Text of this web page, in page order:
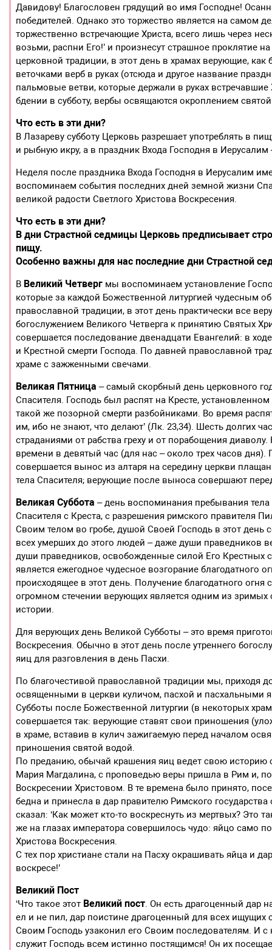
Давидову! Благословен грядущий во имя Господне!
победителей. Однако это торжество является на самом
торжественно встречающие Христа, всего лишь через
возьми, распни Его!’ и произнесут страшное проклятие
церковной традиции, в этот день в храмах верующие,
веточками верб в руках (отсюда и другое название
пальмовые ветви, которые держали в руках
бдении в субботу, вербы освящаются окроплением
Что есть в эти дни?
В Лазареву субботу Церковь разрешает употреблять в
и рыбную икру, а в праздник Входа Господня в Иерусалим
Неделя после праздника Входа Господня в Иерусалим
воспоминаем события последних дней земной жизни
великой радости Светлого Христова Воскресения.
Что есть в эти дни?
В дни Страстной седмицы Церковь предписывает
пищу.
Особенно важны для нас последние дни Страстной
В Великий Четверг мы воспоминаем установление
которые за каждой Божественной литургией чудесным
православной традиции, в этот день практически все
богослужением Великого Четверга к принятию Святых
совершается последование двенадцати Евангелий: в
и Крестной смерти Господа. По давней православной
храме с зажженными свечами.
Великая Пятница – самый скорбный день церковного
Спасителя. Господь был распят на Кресте,
такой же позорной смерти разбойниками. Во время
им, ибо не знают, что делают’ (Лк. 23,34). Шесть долгих
страданиями от рабства греху и от порабощения
времени в девятый час (для нас – около трех часов
совершается вынос из алтаря на середину церкви
тела Спасителя; верующие после выноса совершают
Великая Суббота – день воспоминания пребывания
Спасителя с Креста, с разрешения римского
Своим телом во гробе, душой Своей Господь в этот
всех умерших до этого людей – даже души праведников
души праведников, освобожденные силой Его
является ежегодное чудесное возгорание благодатного
происходящее в этот день. Получение благодатного
огромном стечении верующих является одним из зримых
истории.
Для верующих день Великой Субботы – это время
Воскресения. Обычно в этот день после утреннего
яиц для разговления в день Пасхи.
По благочестивой православной традиции мы, приходя
освященными в церкви куличом, пасхой и пасхальными
Субботы после Божественной литургии (в некоторых
совершается так: верующие ставят свои приношения
в храме, вставив в кулич зажигаемую перед началом
приношения святой водой.
По преданию, обычай крашения яиц ведет свою историю
Мария Магдалина, с проповедью веры пришла в Рим и,
Воскресении Христовом. В те времена было принято,
бедна и принесла в дар правителю Римского
сказал: ‘Как может кто-то воскреснуть из мертвых? Это
же на глазах императора совершилось чудо: яйцо само
Христова Воскресения.
С тех пор христиане стали на Пасху окрашивать яйца и
воскресе!’
Великий Пост
‘Что такое этот Великий пост. Он есть драгоценный дар
ел и не пил, дар поистине драгоценный для всех
Своим Господь узаконил его Своим последователям. И
служит Господь всем истинно постящимся! Он их